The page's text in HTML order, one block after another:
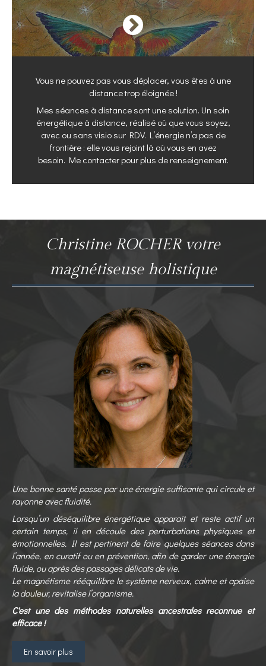
Vous ne pouvez pas vous déplacer, vous êtes à une
distance trop éloignée !
Mes séances à distance sont une solution. Un soin
énergétique à distance, réalisé où que vous soyez,
avec ou sans visio sur RDV. L’énergie n’a pas de
frontière : elle vous rejoint là où vous en avez
besoin. Me contacter pour plus de renseignement.
Christine ROCHER votre
magnétiseuse holistique
Une bonne santé passe par une énergie suffisante qui circule et
rayonne avec fluidité.
Lorsqu’un déséquilibre énergétique apparait et reste actif un
certain temps, il en découle des perturbations physiques et
émotionnelles. Il est pertinent de faire quelques séances dans
l’année, en curatif ou en prévention, afin de garder une énergie
fluide, ou après des passages délicats de vie.
Le magnétisme rééquilibre le système nerveux, calme et apaise
la douleur, revitalise l’organisme.
C'est une des méthodes naturelles ancestrales reconnue et
efficace !
En savoir plus